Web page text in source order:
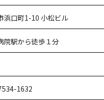
浜口町1-10 小松ビル
院駅から徒歩１分
1632